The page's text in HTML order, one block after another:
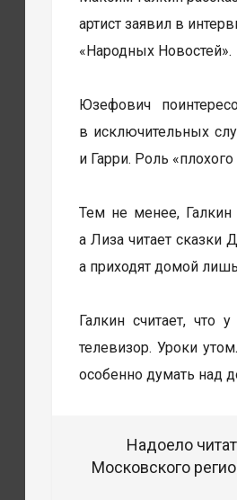
артист заявил в
«Народных Новостей».
Юзефович
в исключительных
и Гарри. Роль
Тем не менее, Галкин
а Лиза читает сказки
а приходят домой
Галкин считает, что
телевизор. Уроки
особенно думать над
Надоело
Московского